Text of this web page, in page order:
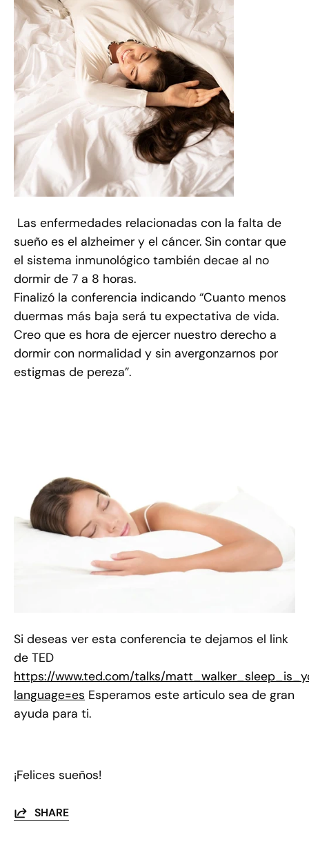
Las enfermedades relacionadas con la falta de
sueño es el alzheimer y el cáncer. Sin contar que
el sistema inmunológico también decae al no
dormir de 7 a 8 horas.
Finalizó la conferencia indicando “Cuanto menos
duermas más baja será tu expectativa de vida.
Creo que es hora de ejercer nuestro derecho a
dormir con normalidad y sin avergonzarnos por
estigmas de pereza”.
Si deseas ver esta conferencia te dejamos el link
de TED
https://www.ted.com/talks/
language=es Esperamos este articulo sea de gran
ayuda para ti.
¡Felices sueños!
SHARE